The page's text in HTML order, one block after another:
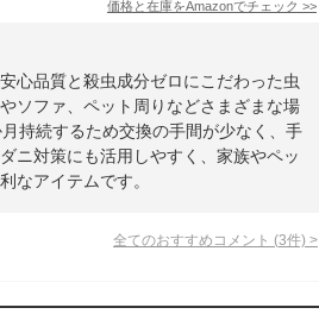
価格と在庫をAmazonでチェック >>
心品質と殺虫成分ゼロにこだわった虫
ソファ、ペット周りなどさまざまな場
持続するため交換の手間が少なく、手
ニ対策にも活用しやすく、家族やペッ
なアイテムです。
全てのおすすめコメント (3件) >